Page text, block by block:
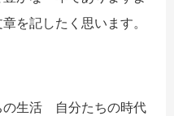
を記したく思います。
の生活 自分たちの時代